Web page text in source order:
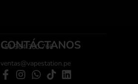
CONTÁCTANOS
+51 964 360 766
ventas@vapestation.pe